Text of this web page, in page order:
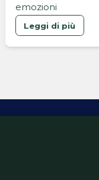
emozioni
Leggi di più